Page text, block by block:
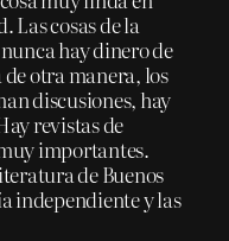
cosas de la
hay dinero de
otra manera, los
discusiones, hay
revistas de
importantes.
de Buenos
independiente y las